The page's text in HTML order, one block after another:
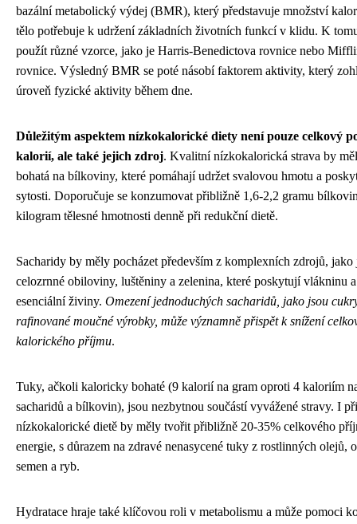
bazální metabolický výdej (BMR), který představuje množství
tělo potřebuje k udržení základních životních funkcí v klidu. K
použít různé vzorce, jako je Harris-Benedictova rovnice nebo
rovnice. Výsledný BMR se poté násobí faktorem aktivity, který
úroveň fyzické aktivity během dne.
Důležitým aspektem nízkokalorické diety není pouze celkový
kalorií, ale také jejich zdroj. Kvalitní nízkokalorická strava by
bohatá na bílkoviny, které pomáhají udržet svalovou hmotu a
sytosti. Doporučuje se konzumovat přibližně 1,6-2,2 gramu
kilogram tělesné hmotnosti denně při redukční dietě.
Sacharidy by měly pocházet především z komplexních zdrojů, jako
celozrnné obiloviny, luštěniny a zelenina, které poskytují vlákninu a
esenciální živiny. Omezení jednoduchých sacharidů, jako jsou
rafinované moučné výrobky, může významně přispět k snížení
kalorického příjmu.
Tuky, ačkoli kaloricky bohaté (9 kalorií na gram oproti 4 kaloriím
sacharidů a bílkovin), jsou nezbytnou součástí vyvážené stravy. I při
nízkokalorické dietě by měly tvořit přibližně 20-35% celkového
energie, s důrazem na zdravé nenasycené tuky z rostlinných olejů,
semen a ryb.
Hydratace hraje také klíčovou roli v metabolismu a může pomoci